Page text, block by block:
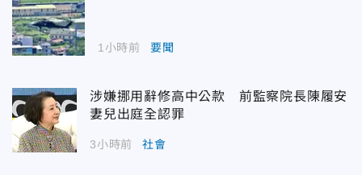
1小時前 要聞
涉嫌挪用辭修高中公款 前監察院長陳履安
妻兒出庭全認罪
3小時前 社會